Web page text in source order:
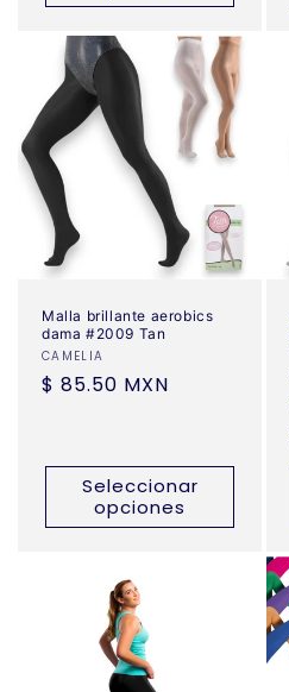
Malla brillante aerobics
dama #2009 Tan
Proveedor:
CAMELIA
Precio
$ 85.50 MXN
Seleccionar
opciones